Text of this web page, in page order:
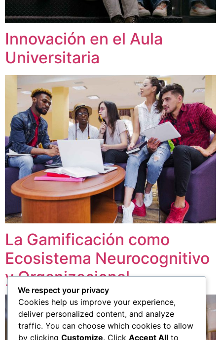
Innovación en el Aula
Universitaria
La Gamificación como
Ecosistema Neurocognitivo
y Organizacional
We respect your privacy
Cookies help us improve your experience,
deliver personalized content, and analyze
traffic. You can choose which cookies to allow
by clicking Customize. Click Accept All to